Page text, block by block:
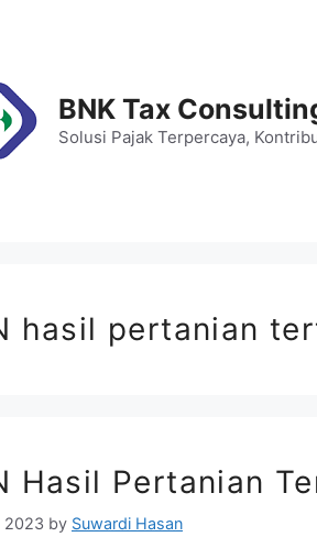
BNK Tax
Solusi Pajak Terpercaya,
hasil pertanian
Hasil Pertanian
2023 by Suwardi Hasan